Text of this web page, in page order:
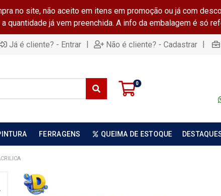
no site, não aceito em itens em promoção ou já com
já vem preenchida. A info da embalagem é só
Já é cliente? - Entrar | Não é cliente? - Cadastrar |
0
FERRAGENS QUEIMA DE ESTOQUE